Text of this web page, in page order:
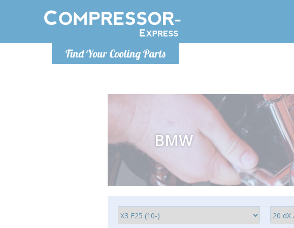
Find Your Cooling Parts
Lunedì-Venerdì 9-12 / 14-17
BMW